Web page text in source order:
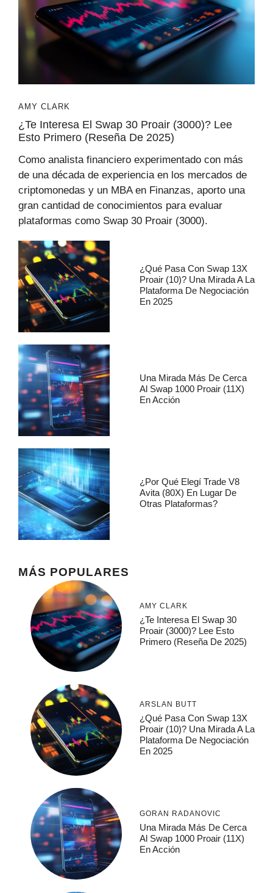
AMY CLARK
¿Te Interesa El Swap 30 Proair (3000)? Lee
Esto Primero (Reseña De 2025)
Como analista financiero experimentado con más
de una década de experiencia en los mercados de
criptomonedas y un MBA en Finanzas, aporto una
gran cantidad de conocimientos para evaluar
plataformas como Swap 30 Proair (3000).
¿Qué Pasa Con Swap 13X
Proair (10)? Una Mirada A La
Plataforma De Negociación
En 2025
Una Mirada Más De Cerca
Al Swap 1000 Proair (11X)
En Acción
¿Por Qué Elegí Trade V8
Avita (80X) En Lugar De
Otras Plataformas?
MÁS POPULARES
AMY CLARK
¿Te Interesa El Swap 30
Proair (3000)? Lee Esto
Primero (Reseña De 2025)
ARSLAN BUTT
¿Qué Pasa Con Swap 13X
Proair (10)? Una Mirada A La
Plataforma De Negociación
En 2025
GORAN RADANOVIC
Una Mirada Más De Cerca
Al Swap 1000 Proair (11X)
En Acción